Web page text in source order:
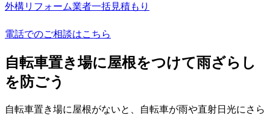
外構リフォーム業者一括見積もり
電話でのご相談はこちら
自転車置き場に屋根をつけて雨ざらし
を防ごう
自転車置き場に屋根がないと、自転車が雨や直射日光にさら